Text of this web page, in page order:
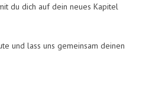
du dich auf dein neues Kapitel
und lass uns gemeinsam deinen